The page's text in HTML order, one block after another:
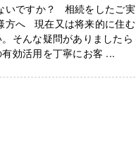
いですか？ 相続をしたご実
方へ 現在又は将来的に住む
そんな疑問がありましたら
効活用を丁寧にお客 ...